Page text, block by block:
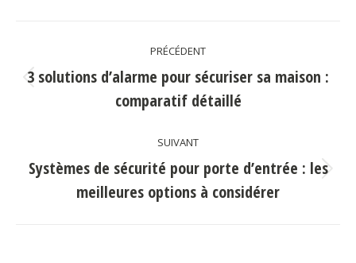
article
PRÉCÉDENT
Article
précédent
3 solutions d’alarme pour sécuriser sa maison :
comparatif détaillé
SUIVANT
Article
suivant
Systèmes de sécurité pour porte d’entrée : les
meilleures options à considérer